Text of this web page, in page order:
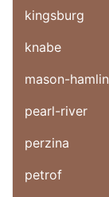
kingsburg
knabe
mason-hamlin
pearl-river
perzina
petrof